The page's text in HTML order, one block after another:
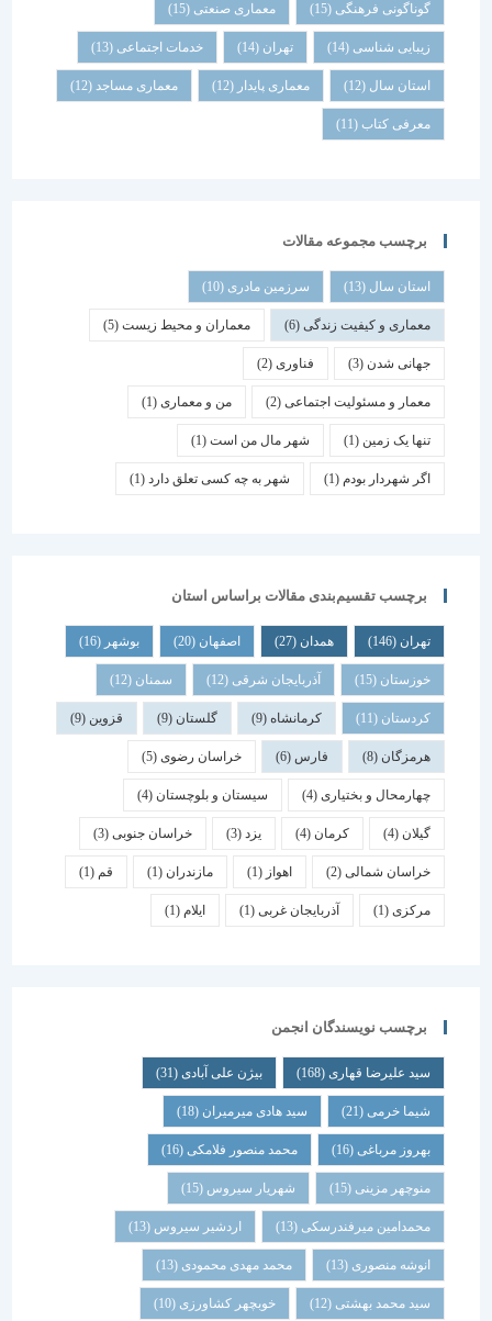
گوناگونی فرهنگی (15) معماری صنعتی(15)
زیبایی شناسی (14) تهران خدمات اجتماعی (13)
استان سال(12) معماری پایدار (12) معماری مساجد(12)
معرفی کتاب(11)
برچسب مجموعه مقالات
استان سال(13) سرزمین مادری(10)
معماری و کیفیت زندگی(6) معماران و محیط زیست(5)
جهانی شدن(3) فناوری (2)
معمار و مسئولیت اجتماعی (2) من و معماری (1)
تنها یک زمین(1) شهر مال من است(1)
اگر شهردار بودم (1) شهر به چه کسی تعلق دارد(1)
برچسب تقسیم‌بندی مقالات براساس استان
همدان اصفهان (20) بوشهر
خوزستان(15) آذربایجان شرقی(12) سمنان (12)
کردستان(11) کرمانشاه(9) گلستان (9) قزوین
هرمزگان(8) فارس خراسان رضوی(5)
چهارمحال و بختیاری (4) سیستان و بلوچستان(4)
کرمان یزد خراسان جنوبی(3)
خراسان شمالی(2) اهواز مازندران(1) قم
(1) آذربایجان غربی(1) ایلام
برچسب نویسندگان انجمن
سید علیرضا قهاری(168) بیژن علی آبادی(31)
شیما خرمی(21) سید هادی میرمیران(18)
بهروز مرباغی (16) محمد منصور فلامکی (16)
منوچهر مزینی(15) شهریار سیروس(15)
محمدامین میرفندرسکی(13) اردشیر سیروس(13)
انوشه منصوری(13) محمد مهدی محمودی(13)
سید محمد بهشتی(12) خوبچهر کشاورزی(10)